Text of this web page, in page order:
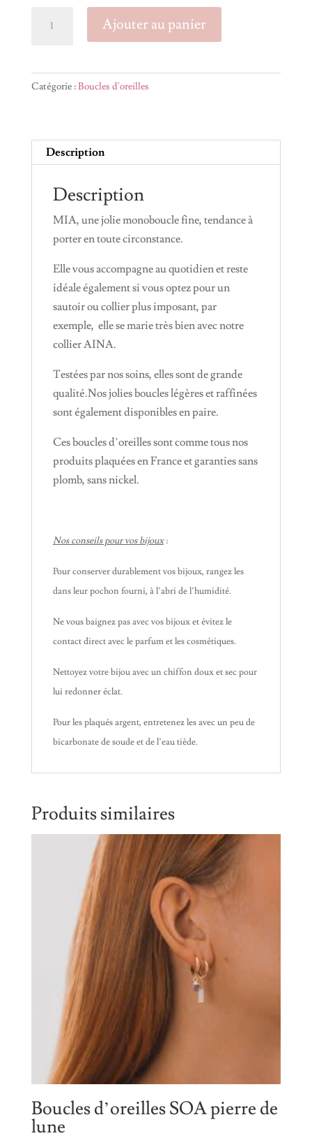
Boucle
d'oreille
Ajouter au panier
Catégorie :Boucles d'oreilles
Description
Description
MIA, une jolie monoboucle fine, tendance à
porter en toute circonstance.
Elle vous accompagne au quotidien et reste
idéale également si vous optez pour un
sautoir ou collier plus imposant, par
exemple, elle se marie très bien avec notre
collier AINA.
Testées par nos soins, elles sont de grande
qualité.Nos jolies boucles légères et raffinées
sont également disponibles en paire.
Ces boucles d’oreilles sont comme tous nos
produits plaquées en France et garanties sans
plomb, sans nickel.
Nos conseils pour vos bijoux :
Pour conserver durablement vos bijoux, rangez les
dans leur pochon fourni, à l’abri de l’humidité.
Ne vous baignez pas avec vos bijoux et évitez le
contact direct avec le parfum et les cosmétiques.
Nettoyez votre bijou avec un chiffon doux et sec pour
lui redonner éclat.
Pour les plaqués argent, entretenez les avec un peu de
bicarbonate de soude et de l’eau tiède.
Produits similaires
Boucles d’oreilles SOA pierre de
lune